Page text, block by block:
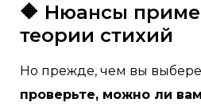
🔶 Нюансы
теории стихий
Но прежде, чем вы
проверьте, можно ли